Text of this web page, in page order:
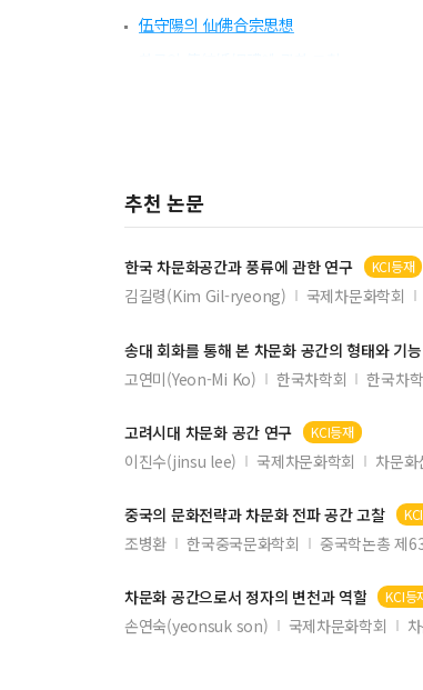
伍守陽의 仙佛合宗思想
추천 논문
한국차문화공간과 풍류에 관한 연구 KCI등재
김길령(Kim Gil-ryeong) 국제차문화학회
송대 회화를 통해 본 차문화 공간의 형태와 기능
고연미(Yeon-Mi Ko) 한국차학회 한국차
고려시대 차문화 공간연구 KCI등재
이진수(jinsu lee) 국제차문화학회 차문화
중국의 문화전략과차문화전파공간고찰
조병환 한국중국문화학회 중국학논총 제
차문화 공간으로서 정자의 변천과 역할 KCI등
손연숙(yeonsuk son) 국제차문화학회